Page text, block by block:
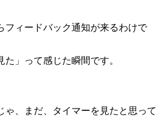
フィードバック通知が来るわけで
」って感じた瞬間です。
ゃ、まだ、タイマーを見たと思って